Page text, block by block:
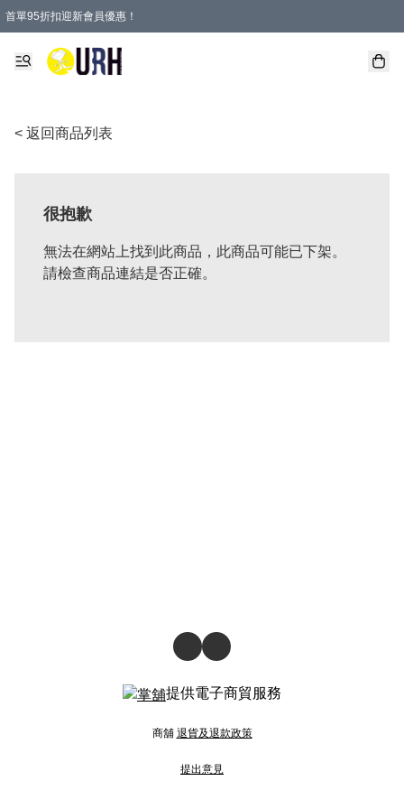
首單95折扣迎新會員優惠！
特選會員可享全單低至 95 折優惠！
單一訂單滿HKD600(澳門HKD800)包郵寄順豐送到家。
< 返回商品列表
很抱歉
無法在網站上找到此商品，此商品可能已下架。
請檢查商品連結是否正確。
提供電子商貿服務
商舖 退貨及退款政策
提出意見